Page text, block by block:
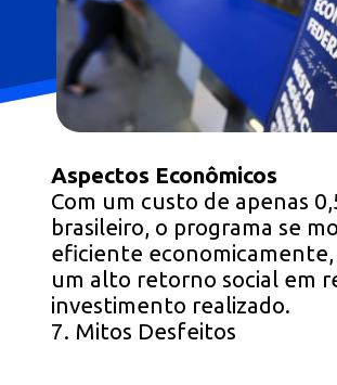
Aspectos Econômicos
Com um custo de apenas
brasileiro, o programa se
eficiente
um alto retorno social em
investimento realizado.
7. Mitos Desfeitos